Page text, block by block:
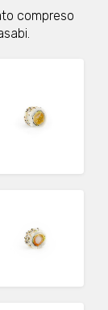
compreso